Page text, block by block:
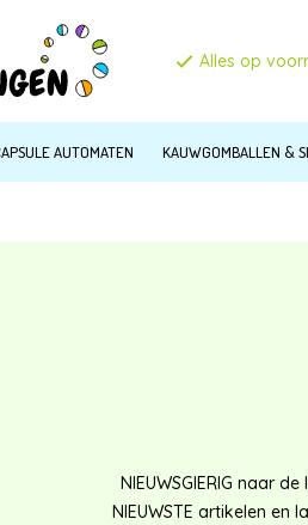
Alles op
AUTOMATEN KAUWGOMBALLEN &
NIEUWSGIERIG naar
NIEUWSTE artikelen en